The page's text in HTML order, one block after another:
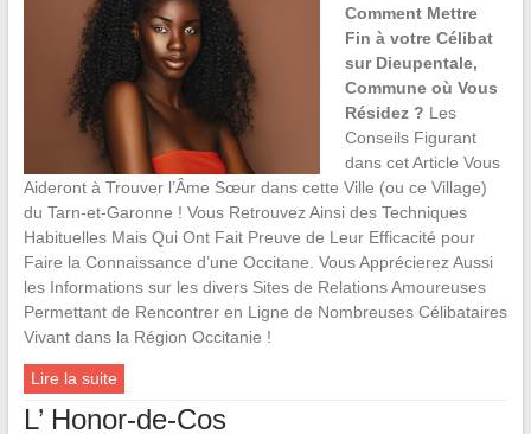
Comment Mettre
Fin à votre Célibat
sur Dieupentale,
Commune où Vous
Résidez ? Les
Conseils Figurant
dans cet Article Vous
Aideront à Trouver l’Âme Sœur dans cette Ville (ou ce Village)
du Tarn-et-Garonne ! Vous Retrouvez Ainsi des Techniques
Habituelles Mais Qui Ont Fait Preuve de Leur Efficacité pour
Faire la Connaissance d’une Occitane. Vous Apprécierez Aussi
les Informations sur les divers Sites de Relations Amoureuses
Permettant de Rencontrer en Ligne de Nombreuses Célibataires
Vivant dans la Région Occitanie !
Lire la suite
L’ Honor-de-Cos